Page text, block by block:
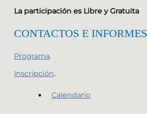
La participación es Libre y Gratuita
CONTACTOS E INFORMES
Programa.
Inscripción.
Calendario